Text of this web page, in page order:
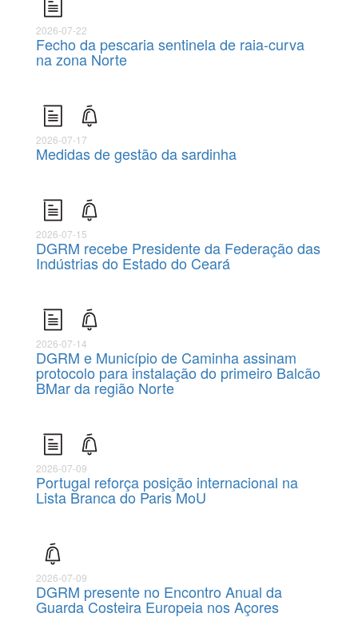
2026-07-22
Fecho da pescaria sentinela de raia-curva
na zona Norte
2026-07-17
Medidas de gestão da sardinha
2026-07-15
DGRM recebe Presidente da Federação das
Indústrias do Estado do Ceará
2026-07-14
DGRM e Município de Caminha assinam
protocolo para instalação do primeiro Balcão
BMar da região Norte
2026-07-09
Portugal reforça posição internacional na
Lista Branca do Paris MoU
2026-07-09
DGRM presente no Encontro Anual da
Guarda Costeira Europeia nos Açores